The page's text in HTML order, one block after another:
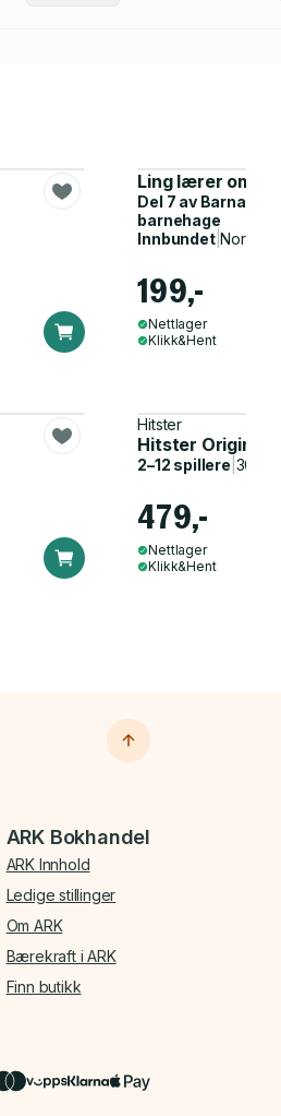
Ling lærer om å
Del 7 av Barna i
barnehage
Innbundet|Norsk,
199,-
Nettlager
Klikk&Hent
Hitster
Hitster Original
2–12 spillere
479,-
Nettlager
Klikk&Hent
ARK Bokhandel
ARK Innhold
Ledige stillinger
Om ARK
Bærekraft i ARK
Finn butikk